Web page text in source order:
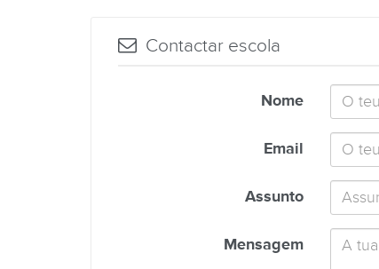
Contactar escola
Nome
Email
Assunto
Mensagem